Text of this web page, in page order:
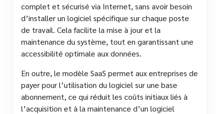
complet et sécurisé via Internet, sans avoir besoin
d’installer un logiciel spécifique sur chaque poste
de travail. Cela facilite la mise à jour et la
maintenance du système, tout en garantissant une
accessibilité optimale aux données.
En outre, le modèle SaaS permet aux entreprises de
payer pour l’utilisation du logiciel sur une base
abonnement, ce qui réduit les coûts initiaux liés à
l’acquisition et à la maintenance d’un logiciel